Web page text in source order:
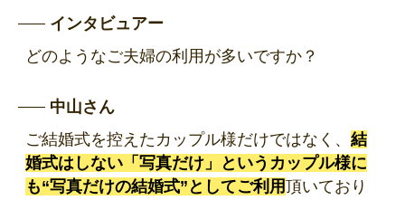
インタビュアー
どのようなご夫婦の利用が多いですか？
中山さん
ご結婚式を控えたカップル様だけではなく、 結
婚式はしない「写真だけ」というカップル様に
も“写真だけの結婚式”としてご利用頂いており